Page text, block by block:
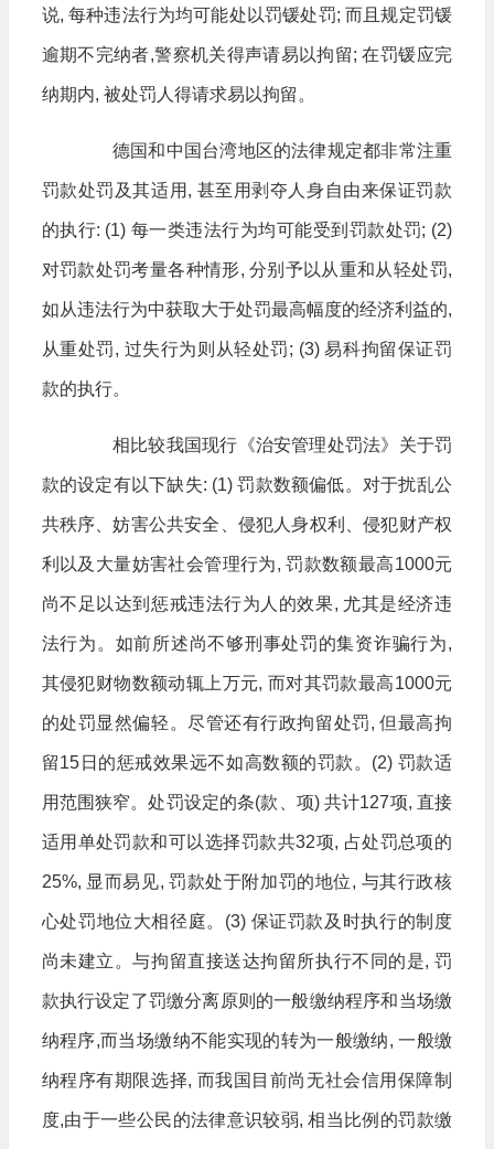
说, 每种违法行为均可能处以罚锾处罚; 而且规定罚锾
逾期不完纳者,警察机关得声请易以拘留; 在罚锾应完
纳期内, 被处罚人得请求易以拘留。
德国和中国台湾地区的法律规定都非常注重
罚款处罚及其适用, 甚至用剥夺人身自由来保证罚款
的执行: (1) 每一类违法行为均可能受到罚款处罚; (2)
对罚款处罚考量各种情形, 分别予以从重和从轻处罚,
如从违法行为中获取大于处罚最高幅度的经济利益的,
从重处罚, 过失行为则从轻处罚; (3) 易科拘留保证罚
款的执行。
相比较我国现行《治安管理处罚法》关于罚
款的设定有以下缺失: (1) 罚款数额偏低。对于扰乱公
共秩序、妨害公共安全、侵犯人身权利、侵犯财产权
利以及大量妨害社会管理行为, 罚款数额最高1000元
尚不足以达到惩戒违法行为人的效果, 尤其是经济违
法行为。如前所述尚不够刑事处罚的集资诈骗行为,
其侵犯财物数额动辄上万元, 而对其罚款最高1000元
的处罚显然偏轻。尽管还有行政拘留处罚, 但最高拘
留15日的惩戒效果远不如高数额的罚款。(2) 罚款适
用范围狭窄。处罚设定的条(款、项) 共计127项, 直接
适用单处罚款和可以选择罚款共32项, 占处罚总项的
25%, 显而易见, 罚款处于附加罚的地位, 与其行政核
心处罚地位大相径庭。(3) 保证罚款及时执行的制度
尚未建立。与拘留直接送达拘留所执行不同的是, 罚
款执行设定了罚缴分离原则的一般缴纳程序和当场缴
纳程序,而当场缴纳不能实现的转为一般缴纳, 一般缴
纳程序有期限选择, 而我国目前尚无社会信用保障制
度,由于一些公民的法律意识较弱, 相当比例的罚款缴